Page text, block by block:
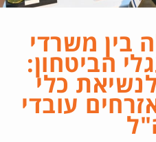
בין משרדי
הביטחון:
כלי
עובדי